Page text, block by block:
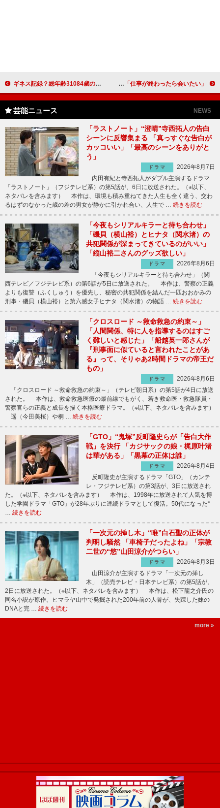
ギネス記録？総年齢31084歳の試写会 吉高由里子「おばあちゃんも連れてくればよった」 安めぐみ、プロポーズは誕生日かクリスマスに！ 「仕事が終わったら会いたい」
芸能ニュース NEWS
「ラストノート」“澄晴”寺西拓人の告白
シーンに反響集まる 「真っすぐな告白が
カッコいい」「最高のシーンをありがと
う」
ドラマ
2026年8月7日
内田有紀と寺西拓人がダブル主演するドラマ
「ラストノート」（フジテレビ系）の第5話が、6日に放送された。（※以下、
ネタバレを含みます） 本作は、環境も積み重ねてきた人生も全く違う、交わ
るはずのなかった歳の差の男女が静かに引かれ合い、人生で … 続きを読む
「今夜もシリアルキラーと待ち合わせ」
「磯貝（横山裕）とヒナタ（関水渚）の
共犯関係が深まってきているのがいい」
「縦山裕二さんのグッズ欲しい」
ドラマ
2026年8月6日
「今夜もシリアルキラーと待ち合わせ」（関
西テレビ／フジテレビ系）の第6話が5日に放送された。 本作は、警察の正義
よりも復讐（ふくしゅう）を優先し、秘密の共犯関係を結んだ一匹おおかみの
刑事・磯貝（横山裕）と第六感女子ヒナタ（関水渚）の物語 … 続きを読む
「クロスロード ～救命救急の約束～」
「人間関係、特に人を指導するのはすご
く難しいと感じた」「船越英一郎さんが
『刑事面に似ていると言われたことがあ
る』って、そりゃあ2時間ドラマの帝王だ
もの」
ドラマ
2026年8月6日
「クロスロード ～救命救急の約束～」（テレビ朝日系）の第5話が4日に放送
された。 本作は、救命救急医療の最前線でもがく、若き救命医・救急隊員・
警察官らの正義と成長を描く本格医療ドラマ。（※以下、ネタバレを含みます）
遥（今田美桜）や桐 … 続きを読む
「GTO」“鬼塚”反町隆史らが「告白大作
戦」を決行 「カジサックの娘・梶原叶渚
は華がある」「黒幕の正体は誰」
ドラマ
2026年8月4日
反町隆史が主演するドラマ「GTO」（カンテ
レ・フジテレビ系）の第3話が、3日に放送され
た。（※以下、ネタバレを含みます） 本作は、1998年に放送されて人気を博
した学園ドラマ「GTO」が28年ぶりに連続ドラマとして復活。50代になった“
続きを読む
「一次元の挿し木」“唯”白石聖の正体が
判明し騒然 「車椅子だったよね」「宗教
二世の“悠”山田涼介がつらい」
ドラマ
2026年8月3日
山田涼介が主演するドラマ「一次元の挿し
木」（読売テレビ・日本テレビ系）の第5話が、
2日に放送された。（※以下、ネタバレを含みます） 本作は、松下龍之介氏の
同名小説が原作。ヒマラヤ山中で発掘された200年前の人骨が、失踪した妹の
DNAと完 … 続きを読む
more »